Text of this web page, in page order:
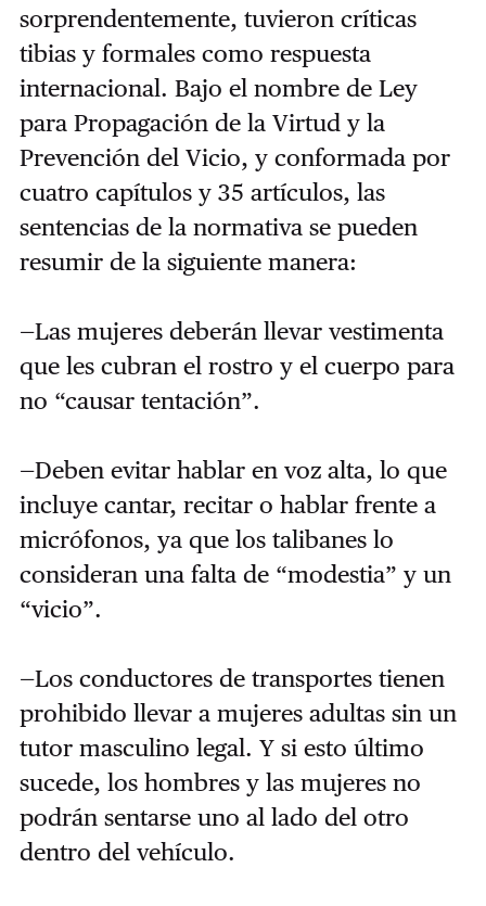
sorprendentemente, tuvieron críticas
tibias y formales como respuesta
internacional. Bajo el nombre de Ley
para Propagación de la Virtud y la
Prevención del Vicio, y conformada por
cuatro capítulos y 35 artículos, las
sentencias de la normativa se pueden
resumir de la siguiente manera:
—Las mujeres deberán llevar vestimenta
que les cubran el rostro y el cuerpo para
no “causar tentación”.
—Deben evitar hablar en voz alta, lo que
incluye cantar, recitar o hablar frente a
micrófonos, ya que los talibanes lo
consideran una falta de “modestia” y un
“vicio”.
—Los conductores de transportes tienen
prohibido llevar a mujeres adultas sin un
tutor masculino legal. Y si esto último
sucede, los hombres y las mujeres no
podrán sentarse uno al lado del otro
dentro del vehículo.